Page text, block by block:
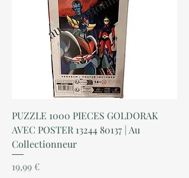
PUZZLE 1000 PIECES GOLDORAK
AVEC POSTER 13244 80137 | Au
Collectionneur
Prix
19,99 €